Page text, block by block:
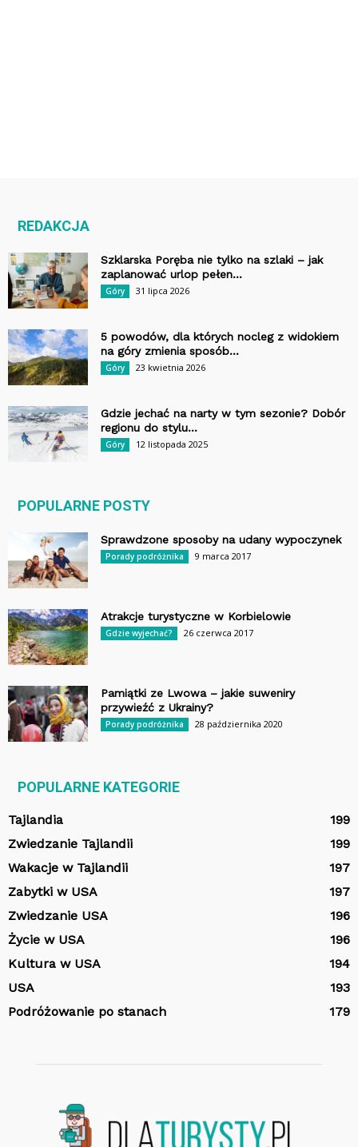
REDAKCJA
Szklarska Poręba nie tylko na szlaki – jak
zaplanować urlop pełen...
Góry 31 lipca 2026
5 powodów, dla których nocleg z widokiem
na góry zmienia sposób...
Góry 23 kwietnia 2026
Gdzie jechać na narty w tym sezonie? Dobór
regionu do stylu...
Góry 12 listopada 2025
POPULARNE POSTY
Sprawdzone sposoby na udany wypoczynek
Porady podróżnika 9 marca 2017
Atrakcje turystyczne w Korbielowie
Gdzie wyjechać? 26 czerwca 2017
Pamiątki ze Lwowa – jakie suweniry
przywieźć z Ukrainy?
Porady podróżnika 28 października 2020
POPULARNE KATEGORIE
Tajlandia
199
Zwiedzanie Tajlandii
199
Wakacje w Tajlandii
197
Zabytki w USA
197
Zwiedzanie USA
196
Życie w USA
196
Kultura w USA
194
USA
193
Podróżowanie po stanach
179